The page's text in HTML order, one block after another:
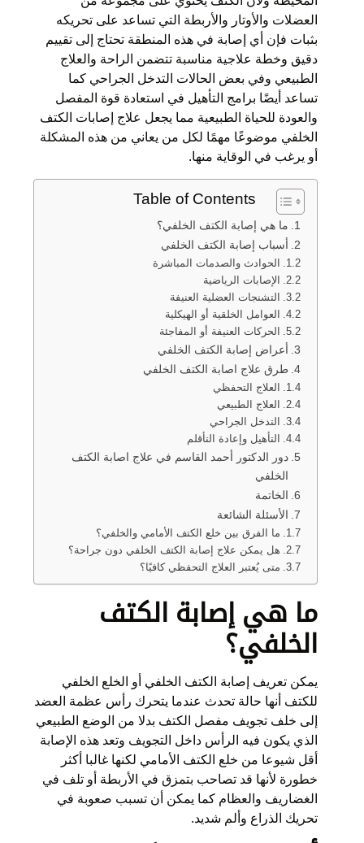
العضلات والأوتار والأربطة التي تساعد على تحريكه
بثبات فإن أي إصابة في هذه المنطقة تحتاج إلى تقييم
دقيق وخطة علاجية مناسبة تتضمن الراحة والعلاج
الطبيعي وفي بعض الحالات التدخل الجراحي كما
تساعد أيضًا برامج التأهيل في استعادة قوة المفصل
والعودة للحياة الطبيعية مما يجعل علاج إصابات الكتف
الخلفي موضوعًا مهمًا لكل من يعاني من هذه المشكلة
أو يرغب في الوقاية منها.
Table of Contents
ما هي إصابة الكتف الخلفي؟
أسباب إصابة الكتف الخلفي
الحوادث والصدمات المباشرة
الإصابات الرياضية
التشنجات العضلية العنيفة
العوامل الخلقية أو الهيكلية
الحركات العنيفة أو المفاجئة
أعراض إصابة الكتف الخلفي
طرق علاج اصابة الكتف الخلفي
العلاج التحفظي
العلاج الطبيعي
التدخل الجراحي
التأهيل وإعادة التأقلم
دور الدكتور أحمد القاسم في علاج اصابة الكتف
الخلفي
الخاتمة
الأسئلة الشائعة
ما الفرق بين خلع الكتف الأمامي والخلفي؟
هل يمكن علاج إصابة الكتف الخلفي دون جراحة؟
متى يُعتبر العلاج التحفظي كافيًا؟
ما هي إصابة الكتف
الخلفي؟
يمكن تعريف إصابة الكتف الخلفي أو الخلع الخلفي
للكتف أنها حالة تحدث عندما يتحرك رأس عظمة العضد
إلى خلف تجويف مفصل الكتف بدلا من الوضع الطبيعي
الذي يكون فيه الرأس داخل التجويف وتعد هذه الإصابة
أقل شيوعا من خلع الكتف الأمامي لكنها غالبا أكثر
خطورة لأنها قد تصاحب بتمزق في الأربطة أو تلف في
الغضاريف والعظام كما يمكن أن تسبب صعوبة في
تحريك الذراع وألم شديد.